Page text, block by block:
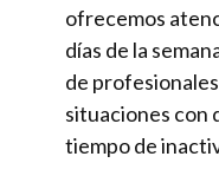
ofrecemos
días de la
de
situaciones con
tiempo de